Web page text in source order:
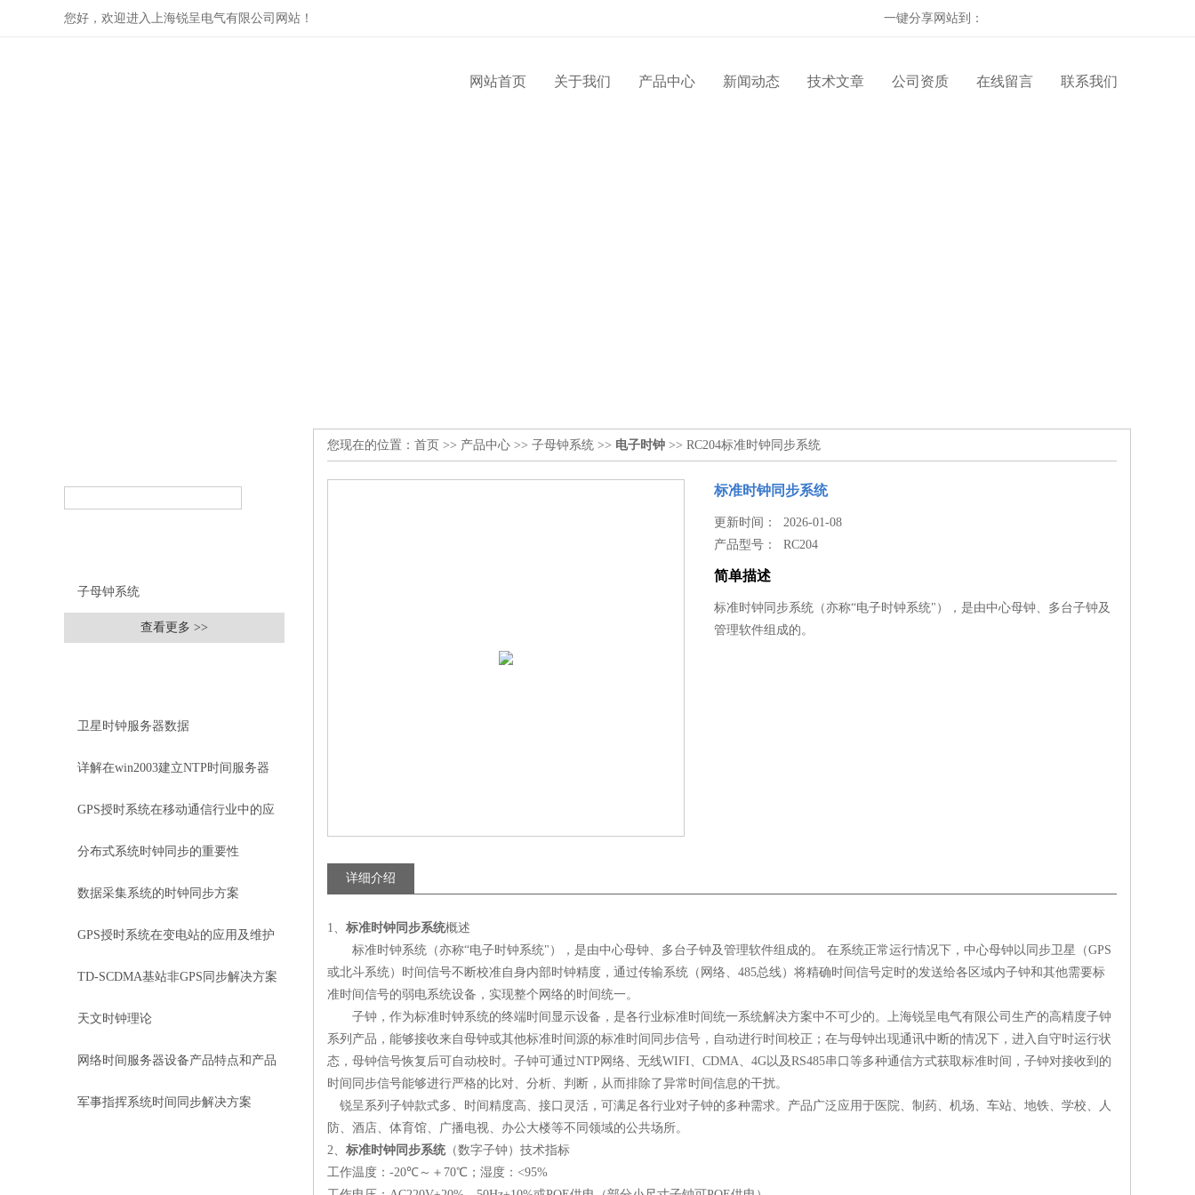
您好，欢迎进入上海锐呈电气有限公司网站！ 一键分享网站到：
网站首页 关于我们 产品中心 新闻动态 技术文章 公司资质 在线留言 联系我们
子母钟系统
查看更多 >>
卫星时钟服务器数据
详解在win2003建立NTP时间服务器
GPS授时系统在移动通信行业中的应
用
分布式系统时钟同步的重要性
数据采集系统的时钟同步方案
GPS授时系统在变电站的应用及维护
保养（1）
TD-SCDMA基站非GPS同步解决方案
研究二
天文时钟理论
网络时间服务器设备产品特点和产品
特点和详细参数
军事指挥系统时间同步解决方案
您现在的位置： 首页 >> 产品中心 >> 子母钟系统 >> 电子时钟 >> RC204标准时钟同步系统
标准时钟同步系统
更新时间： 2026-01-08
产品型号：RC204
简单描述
标准时钟同步系统（亦称“电子时钟系统"），是由中心母钟、多台子钟及
管理软件组成的。
详细介绍
1、 标准时钟同步系统概述
标准时钟系统（亦称“电子时钟系统"），是由中心母钟、多台子钟及管理软件组成的。
在系统正常运行情况下，中心母钟以同步卫星（GPS
或北斗系统）时间信号不断校准自身内部时钟精度，通过传输系统（网络、 485总线）将精确时间信号定时的发送给各区域内子钟和其他需要标
准时间信号的弱电系统设备，实现整个网络的时间统一。
子钟，作为标准时钟系统的终端时间显示设备，是各行业标准时间统一系统解决方案中不可少的。上海锐呈电气有限公司生产的高精度子钟
系列产品，能够接收来自母钟或其他标准时间源的标准时间同步信号，自动进行时间校正；在与母钟出现通讯中断的情况下，进入自守时运行状
态，母钟信号恢复后可自动校时。子钟可通过NTP 网络、无线WIFI、 CDMA、 4G以及RS485串口等多种通信方式获取标准时间，子钟对接收到的
时间同步信号能够进行严格的比对、分析、判断，从而排除了异常时间信息的干扰。
锐呈系列子钟款式多、时间精度高、接口灵活，可满足各行业对子钟的多种需求。产品广泛应用于医院、制药、机场、车站、地铁、学校、人
防、酒店、体育馆、广播电视、办公大楼等不同领域的公共场所。
2、 标准时钟同步系统（数字子钟） 技术指标
工作温度： -20℃～＋ 70℃；湿度： <95%